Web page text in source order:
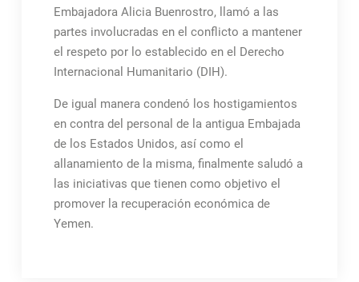
Embajadora Alicia Buenrostro, llamó a las
partes involucradas en el conflicto a mantener
el respeto por lo establecido en el Derecho
Internacional Humanitario (DIH).
De igual manera condenó los hostigamientos
en contra del personal de la antigua Embajada
de los Estados Unidos, así como el
allanamiento de la misma, finalmente saludó a
las iniciativas que tienen como objetivo el
promover la recuperación económica de
Yemen.